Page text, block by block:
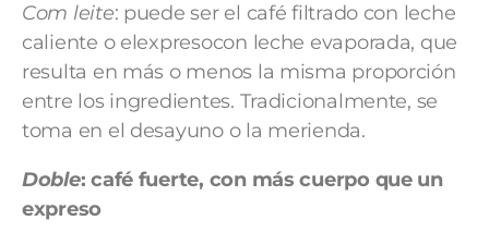
Com leite: puede ser el café filtrado con leche
caliente o elexpresocon leche evaporada, que
resulta en más o menos la misma proporción
entre los ingredientes. Tradicionalmente, se
toma en el desayuno o la merienda.
Doble: café fuerte, con más cuerpo que un
expreso